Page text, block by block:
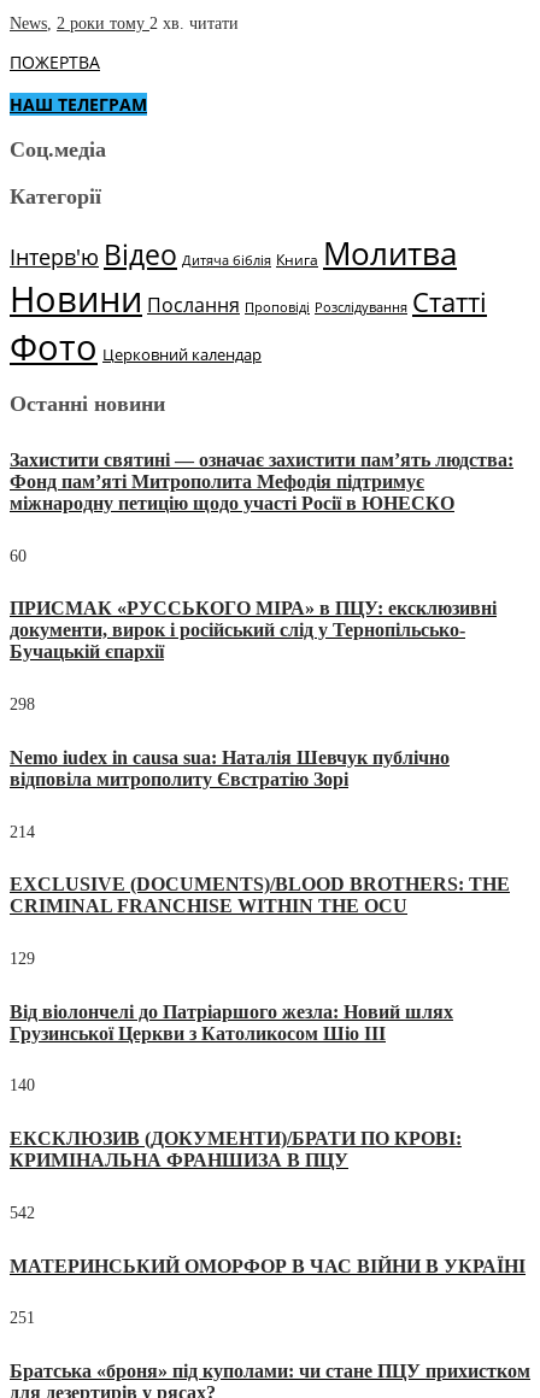
News, 2 роки тому 2 хв. читати
ПОЖЕРТВА
НАШ ТЕЛЕГРАМ
Соц.медіа
Категорії
Інтерв'ю Відео Дитяча біблія Книга Молитва
Новини Послання Проповіді Розслідування Статті
Фото Церковний календар
Останні новини
Захистити святині — означає захистити пам’ять людства:
Фонд пам’яті Митрополита Мефодія підтримує
міжнародну петицію щодо участі Росії в ЮНЕСКО
60
ПРИСМАК «РУССЬКОГО МІРА» в ПЦУ: ексклюзивні
документи, вирок і російський слід у Тернопільсько-
Бучацькій єпархії
298
Nemo iudex in causa sua: Наталія Шевчук публічно
відповіла митрополиту Євстратію Зорі
214
EXCLUSIVE (DOCUMENTS)/BLOOD BROTHERS: THE
CRIMINAL FRANCHISE WITHIN THE OCU
129
Від віолончелі до Патріаршого жезла: Новий шлях
Грузинської Церкви з Католикосом Шіо III
140
ЕКСКЛЮЗИВ (ДОКУМЕНТИ)/БРАТИ ПО КРОВІ:
КРИМІНАЛЬНА ФРАНШИЗА В ПЦУ
542
МАТЕРИНСЬКИЙ ОМОРФОР В ЧАС ВІЙНИ В УКРАЇНІ
251
Братська «броня» під куполами: чи стане ПЦУ прихистком
для дезертирів у рясах?